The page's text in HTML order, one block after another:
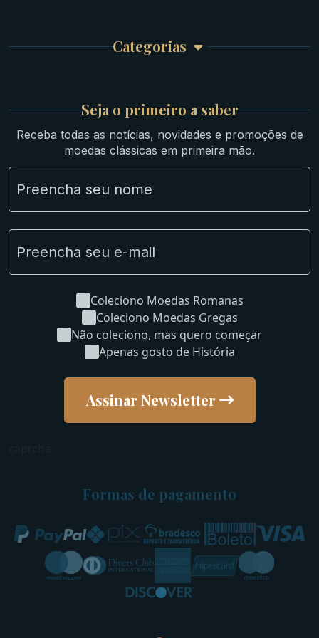
Atendimento
Categorias
Ouro
Ibéricas
Lotes Grandes
Material Numismático
NGC e NNC Encapsuladas
Novidades
Seja o primeiro a saber
Receba todas as notícias, novidades e promoções de
moedas clássicas em primeira mão.
Coleciono Moedas Romanas
Coleciono Moedas Gregas
Não coleciono, mas quero começar
Apenas gosto de História
Assinar Newsletter
Formas de pagamento